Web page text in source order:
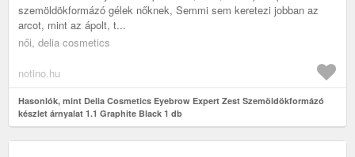
szemöldökformázó gélek nőknek, Semmi sem keretezi jobban az
arcot, mint az ápolt, t...
női, delia cosmetics
notino.hu
Hasonlók, mint Delia Cosmetics Eyebrow Expert Zest Szemöldökformázó
készlet árnyalat 1.1 Graphite Black 1 db